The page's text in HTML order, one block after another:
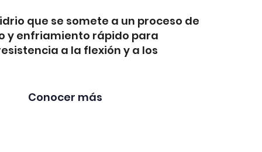
que se somete a un proceso de
y enfriamiento rápido para
a la flexión y a los
Conocer más